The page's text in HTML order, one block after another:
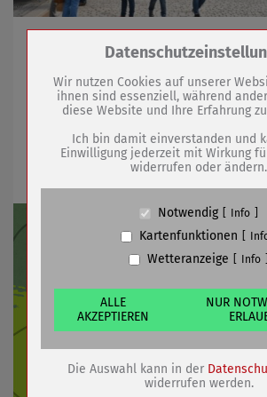
02.05.2022
Kreativer Slogan gesucht
Zum Betrieb der Seite notwendige
Name
PHP Session Cookie
Anbieter
Eigentümer dieser
Wenselaar GmbH & Co.
Absicherung
Cookiespeicherung
Anbieter
Eigentümer dieser
Wenselaar GmbH & Co.
Zweck
Speichert die
bezüglich der
Cookie Name
dywc
Cookie Laufzeit
1 Jahr
Wir nutzen Cookies auf unserer
ihnen sind essenziell, während
diese Website und Ihre Erfahrung
Ich bin damit einverstanden und
Einwilligung jederzeit mit Wirkung
widerrufen oder ändern.
Notwendig Info
Kartenfunktionen
Wetteranzeige Info
ALLE
AKZEPTIEREN
NUR
Die Auswahl kann in der
widerrufen werden.